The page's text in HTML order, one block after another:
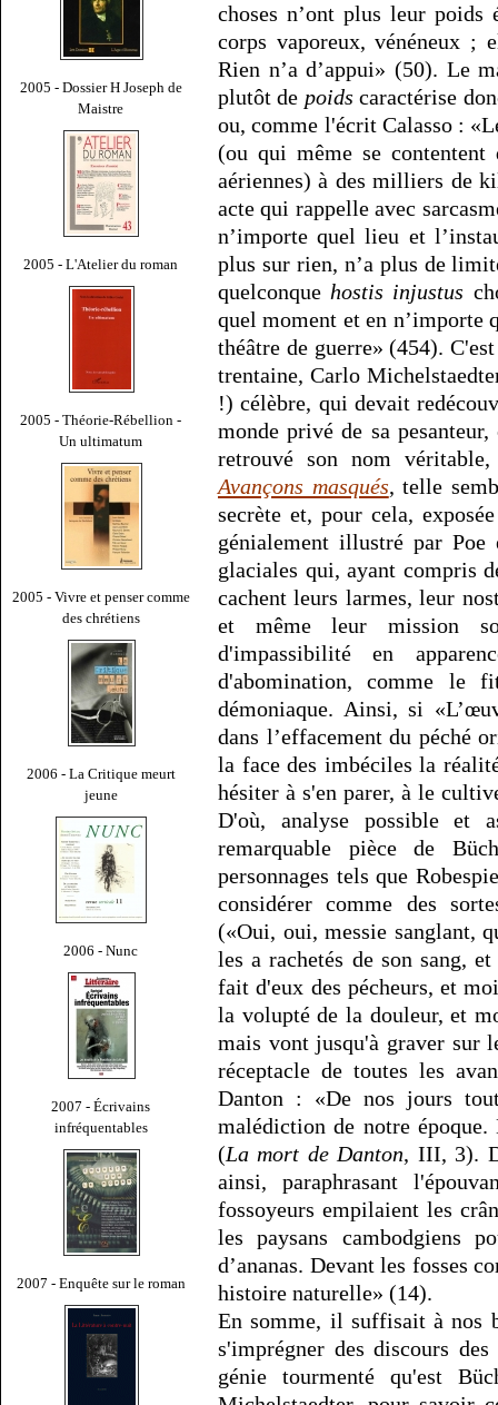
2005 - Dossier H Joseph de
Maistre
2005 - L'Atelier du roman
2005 - Théorie-Rébellion -
Un ultimatum
2005 - Vivre et penser comme
des chrétiens
2006 - La Critique meurt
jeune
2006 - Nunc
2007 - Écrivains
infréquentables
2007 - Enquête sur le roman
choses n’ont plus leur
corps vaporeux, vénéneux ;
Rien n’a d’appui» (50). Le
plutôt de poids caractérise
ou, comme l'écrit Calasso :
(ou qui même se contentent
aériennes) à des milliers de
acte qui rappelle avec
n’importe quel lieu et
plus sur rien, n’a plus de
quelconque hostis injustus
quel moment et en n’importe
théâtre de guerre» (454).
trentaine, Carlo
!) célèbre, qui devait
monde privé de sa
retrouvé son nom
Avançons masqués, telle
secrète et, pour cela,
génialement illustré par
glaciales qui, ayant compris
cachent leurs larmes, leur
et même leur mission
d'impassibilité en
d'abomination, comme le
démoniaque. Ainsi, si
dans l’effacement du péché
la face des imbéciles la
hésiter à s'en parer, à le
D'où, analyse possible et
remarquable pièce de
personnages tels que
considérer comme des
(«Oui, oui, messie sanglant,
les a rachetés de son sang,
fait d'eux des pécheurs, et
la volupté de la douleur, et
mais vont jusqu'à graver sur
réceptacle de toutes les
Danton : «De nos jours
malédiction de notre
(La mort de Danton, III, 3).
ainsi, paraphrasant
fossoyeurs empilaient les
les paysans cambodgiens
d’ananas. Devant les fosses
histoire naturelle» (14).
En somme, il suffisait à nos
s'imprégner des discours
génie tourmenté qu'est